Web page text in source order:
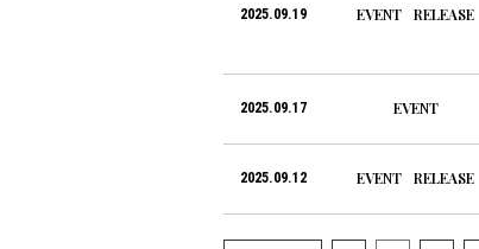
2025.09.19 EVENT RELEASE
2025.09.17 EVENT
2025.09.12 EVENT RELEASE